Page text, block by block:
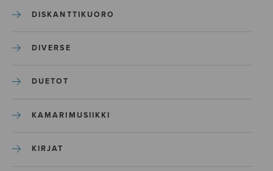
DISKANTTIKUORO
DIVERSE
DUETOT
KAMARIMUSIIKKI
KIRJAT